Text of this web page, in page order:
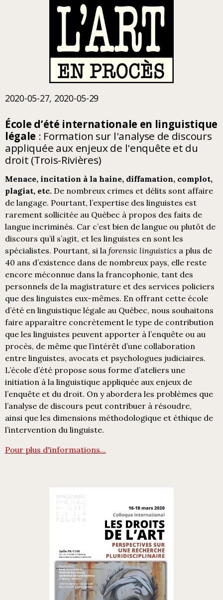
2020-05-27, 2020-05-29
École d’été internationale en linguistique
légale : Formation sur l'analyse de discours
appliquée aux enjeux de l'enquête et du
droit (Trois-Rivières)
Menace, incitation à la haine, diffamation, complot,
plagiat, etc. De nombreux crimes et délits sont affaire
de langage. Pourtant, l’expertise des linguistes est
rarement sollicitée au Québec à propos des faits de
langue incriminés. Car c’est bien de langue ou plutôt de
discours qu’il s’agit, et les linguistes en sont les
spécialistes. Pourtant, si la forensic linguistics a plus de
40 ans d’existence dans de nombreux pays, elle reste
encore méconnue dans la francophonie, tant des
personnels de la magistrature et des services policiers
que des linguistes eux-mêmes. En offrant cette école
d’été en linguistique légale au Québec, nous souhaitons
faire apparaître concrètement le type de contribution
que les linguistes peuvent apporter à l’enquête ou au
procès, de même que l’intérêt d’une collaboration
entre linguistes, avocats et psychologues judiciaires.
L’école d’été propose sous forme d’ateliers une
initiation à la linguistique appliquée aux enjeux de
l’enquête et du droit. On y abordera les problèmes que
l’analyse de discours peut contribuer à résoudre,
ainsi que les dimensions méthodologique et éthique de
l’intervention du linguiste.
Pour plus d'informations...